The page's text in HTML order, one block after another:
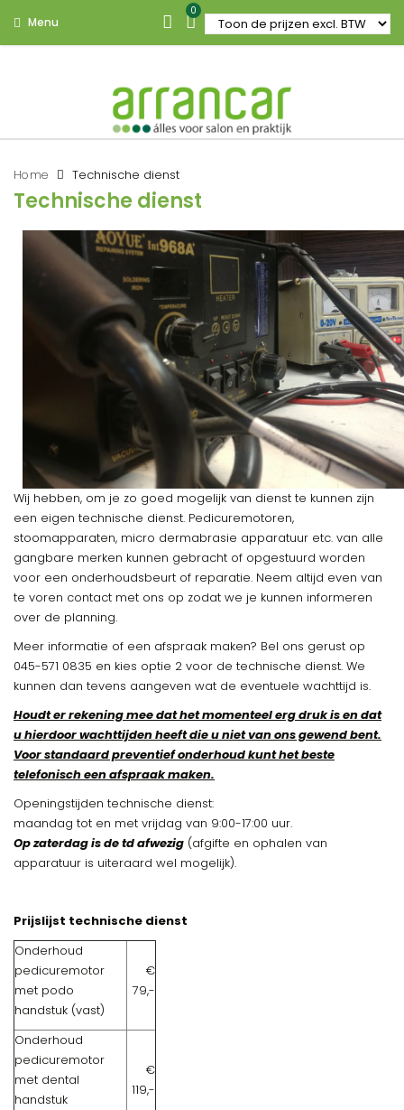
Menu
0
Home Technische dienst
Technische dienst
Wij hebben, om je zo goed mogelijk van dienst te kunnen zijn
een eigen technische dienst. Pedicuremotoren,
stoomapparaten, micro dermabrasie apparatuur etc. van alle
gangbare merken kunnen gebracht of opgestuurd worden
voor een onderhoudsbeurt of reparatie. Neem altijd even van
te voren contact met ons op zodat we je kunnen informeren
over de planning.
Meer informatie of een afspraak maken? Bel ons gerust op
045-571 0835 en kies optie 2 voor de technische dienst. We
kunnen dan tevens aangeven wat de eventuele wachttijd is.
Houdt er rekening mee dat het momenteel erg druk is en dat
u hierdoor wachttijden heeft die u niet van ons gewend bent.
Voor standaard preventief onderhoud kunt het beste
telefonisch een afspraak maken.
Openingstijden technische dienst:
maandag tot en met vrijdag van 9:00-17:00 uur.
Op zaterdag is de td afwezig (afgifte en ophalen van
apparatuur is uiteraard wel mogelijk).
Prijslijst technische dienst
Onderhoud
pedicuremotor
met podo
handstuk (vast)
€
79,-
Onderhoud
pedicuremotor
met dental
handstuk
€
119,-